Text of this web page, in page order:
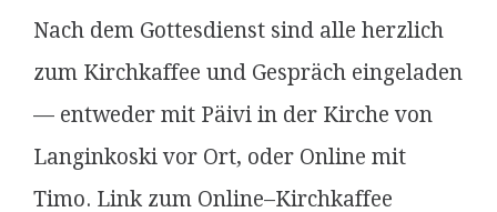
Nach dem Gottesdienst sind alle herzlich
zum Kirchkaffee und Gespräch eingeladen
— entweder mit Päivi in der Kirche von
Langinkoski vor Ort, oder Online mit
Timo. Link zum Online–Kirchkaffee